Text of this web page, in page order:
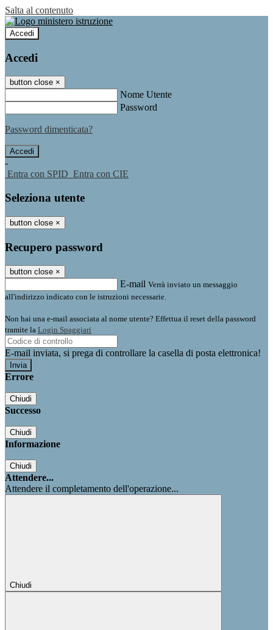
Salta al contenuto
Accedi
Accedi
button close ×
Nome Utente
Password
Password dimenticata?
-
Entra con SPID Entra con CIE
Seleziona utente
button close ×
Recupero password
button close ×
E-mail Verrà inviato un messaggio
all'indirizzo indicato con le istruzioni necessarie.
Non hai una e-mail associata al nome utente? Effettua il reset della password
tramite la Login Spaggiari
E-mail inviata, si prega di controllare la casella di posta elettronica!
Errore
Chiudi
Successo
Chiudi
Informazione
Chiudi
Attendere...
Attendere il completamento dell'operazione...
Chiudi